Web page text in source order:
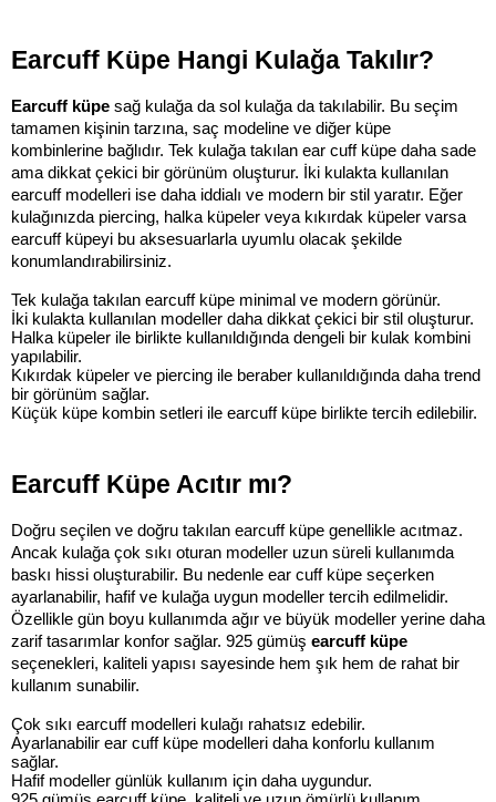
Earcuff Küpe Hangi Kulağa Takılır?
Earcuff küpe sağ kulağa da sol kulağa da takılabilir. Bu seçim
tamamen kişinin tarzına, saç modeline ve diğer küpe
kombinlerine bağlıdır. Tek kulağa takılan ear cuff küpe daha sade
ama dikkat çekici bir görünüm oluşturur. İki kulakta kullanılan
earcuff modelleri ise daha iddialı ve modern bir stil yaratır. Eğer
kulağınızda piercing, halka küpeler veya kıkırdak küpeler varsa
earcuff küpeyi bu aksesuarlarla uyumlu olacak şekilde
konumlandırabilirsiniz.
Tek kulağa takılan earcuff küpe minimal ve modern görünür.
İki kulakta kullanılan modeller daha dikkat çekici bir stil oluşturur.
Halka küpeler ile birlikte kullanıldığında dengeli bir kulak kombini
yapılabilir.
Kıkırdak küpeler ve piercing ile beraber kullanıldığında daha trend
bir görünüm sağlar.
Küçük küpe kombin setleri ile earcuff küpe birlikte tercih edilebilir.
Earcuff Küpe Acıtır mı?
Doğru seçilen ve doğru takılan earcuff küpe genellikle acıtmaz.
Ancak kulağa çok sıkı oturan modeller uzun süreli kullanımda
baskı hissi oluşturabilir. Bu nedenle ear cuff küpe seçerken
ayarlanabilir, hafif ve kulağa uygun modeller tercih edilmelidir.
Özellikle gün boyu kullanımda ağır ve büyük modeller yerine daha
zarif tasarımlar konfor sağlar. 925 gümüş
seçenekleri, kaliteli yapısı sayesinde hem şık hem de rahat bir
kullanım sunabilir.
Çok sıkı earcuff modelleri kulağı rahatsız edebilir.
Ayarlanabilir ear cuff küpe modelleri daha konforlu kullanım
sağlar.
Hafif modeller günlük kullanım için daha uygundur.